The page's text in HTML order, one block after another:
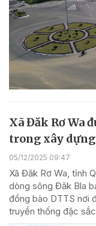
Xã Đăk Rơ Wa
trong xây
05/12/2025 09:47
Xã Đăk Rơ Wa, tỉnh
dòng sông Đăk Bla
đồng bào DTTS nơi
truyền thống đặc